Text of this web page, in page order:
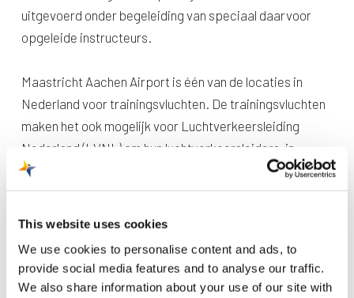
This website uses cookies
We use cookies to personalise content and ads, to
provide social media features and to analyse our traffic.
We also share information about your use of our site with
uitgevoerd onder begeleiding van speciaal daarvoor
opgeleide instructeurs.
Maastricht Aachen Airport is één van de locaties in
Nederland voor trainingsvluchten. De trainingsvluchten
maken het ook mogelijk voor Luchtverkeersleiding
Nederland (LVNL) om hun luchtverkeersleiders-in-
opleiding te trainen.